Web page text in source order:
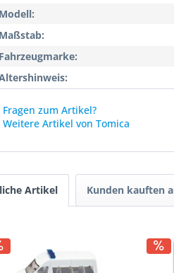
Modell:
Maßstab:
Fahrzeugmarke:
Fragen zum Artikel?
Weitere Artikel von Tomica
Artikel Kunden kauften